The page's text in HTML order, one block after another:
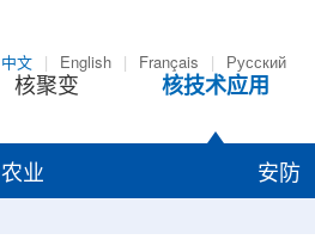
中文 English Français Русский
核聚变 核技术应用
农业 安防